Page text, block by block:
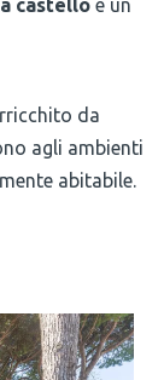
castello e un
da
agli ambienti
abitabile.